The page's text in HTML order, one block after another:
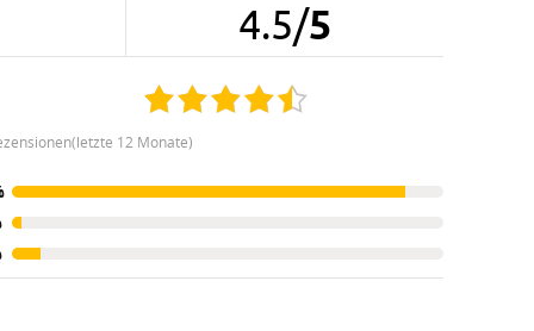
4.5/5
12 Monate)